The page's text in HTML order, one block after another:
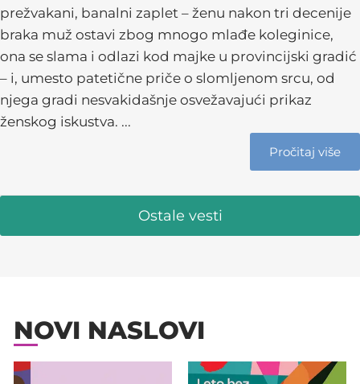
prežvakani, banalni zaplet – ženu nakon tri decenije
braka muž ostavi zbog mnogo mlađe koleginice,
ona se slama i odlazi kod majke u provincijski gradić
– i, umesto patetične priče o slomljenom srcu, od
njega gradi nesvakidašnje osvežavajući prikaz
ženskog iskustva. ...
Pročitaj više
Ostale vesti
NOVI NASLOVI